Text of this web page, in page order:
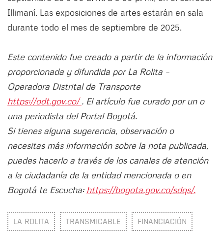
Illimaní. Las exposiciones de artes estarán en sala
durante todo el mes de septiembre de 2025.
Este contenido fue creado a partir de la información
proporcionada y difundida por La Rolita –
Operadora Distrital de Transporte
https://odt.gov.co/. El artículo fue curado por un o
una periodista del Portal Bogotá.
Si tienes alguna sugerencia, observación o
necesitas más información sobre la nota publicada,
puedes hacerlo a través de los canales de atención
a la ciudadanía de la entidad mencionada o en
Bogotá te Escucha: https://bogota.gov.co/sdqs/.
LA ROLITA TRANSMICABLE FINANCIACIÓN